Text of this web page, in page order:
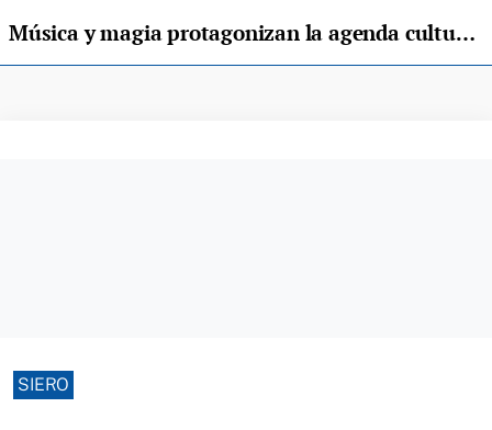
Música y magia protagonizan la agenda cultural de La Fresneda esta semana
SIERO